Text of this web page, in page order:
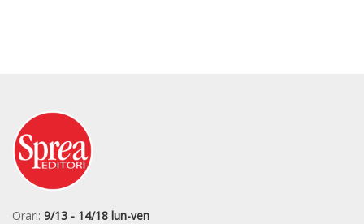
Orari: 9/13 - 14/18 lun-ven